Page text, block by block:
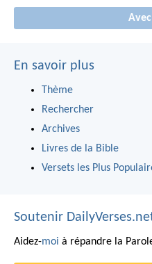
En savoir plus
Thème
Rechercher
Archives
Livres de la Bible
Versets les Plus
Soutenir
Aidez-moi à répandre la